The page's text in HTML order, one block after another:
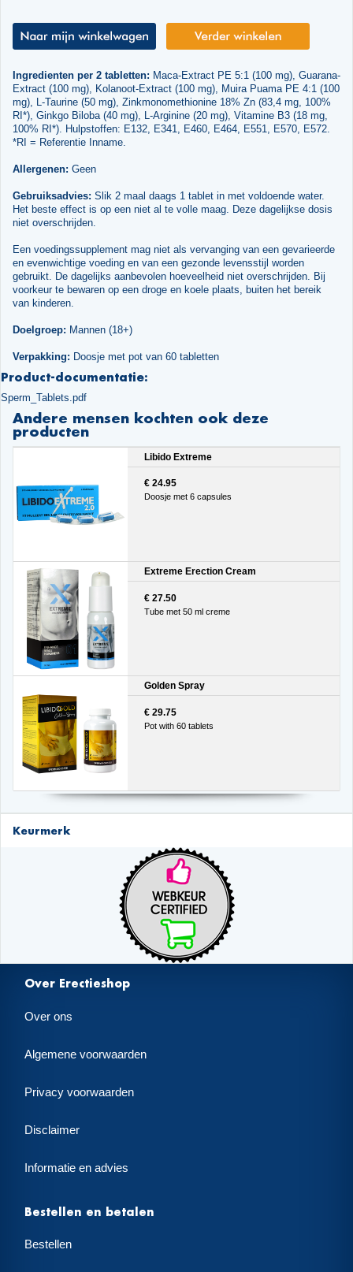
Ingredienten per 2 tabletten: Maca-Extract PE 5:1 (100 mg), Guarana-
Extract (100 mg), Kolanoot-Extract (100 mg), Muira Puama PE 4:1 (100
mg), L-Taurine (50 mg), Zinkmonomethionine 18% Zn (83,4 mg, 100%
RI*), Ginkgo Biloba (40 mg), L-Arginine (20 mg), Vitamine B3 (18 mg,
100% RI*). Hulpstoffen: E132, E341, E460, E464, E551, E570, E572.
*RI = Referentie Inname.
Allergenen: Geen
Gebruiksadvies: Slik 2 maal daags 1 tablet in met voldoende water.
Het beste effect is op een niet al te volle maag. Deze dagelijkse dosis
niet overschrijden.
Een voedingssupplement mag niet als vervanging van een gevarieerde
en evenwichtige voeding en van een gezonde levensstijl worden
gebruikt. De dagelijks aanbevolen hoeveelheid niet overschrijden. Bij
voorkeur te bewaren op een droge en koele plaats, buiten het bereik
van kinderen.
Doelgroep: Mannen (18+)
Verpakking: Doosje met pot van 60 tabletten
Product-documentatie:
Sperm_Tablets.pdf
Andere mensen kochten ook deze
producten
Libido Extreme
€ 24.95
Doosje met 6 capsules
Extreme Erection Cream
€ 27.50
Tube met 50 ml creme
Golden Spray
€ 29.75
Pot with 60 tablets
Keurmerk
Over Erectieshop
Over ons
Algemene voorwaarden
Privacy voorwaarden
Disclaimer
Informatie en advies
Bestellen en betalen
Bestellen